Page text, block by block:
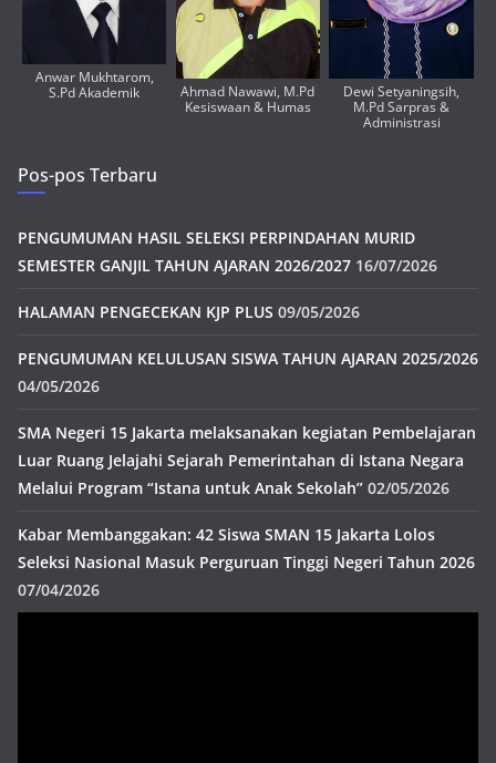
Anwar Mukhtarom,
S.Pd Akademik
Ahmad Nawawi, M.Pd
Kesiswaan & Humas
Dewi Setyaningsih,
M.Pd Sarpras &
Administrasi
Pos-pos Terbaru
PENGUMUMAN HASIL SELEKSI PERPINDAHAN MURID
SEMESTER GANJIL TAHUN AJARAN 2026/2027 16/07/2026
HALAMAN PENGECEKAN KJP PLUS 09/05/2026
PENGUMUMAN KELULUSAN SISWA TAHUN AJARAN 2025/2026
04/05/2026
SMA Negeri 15 Jakarta melaksanakan kegiatan Pembelajaran
Luar Ruang Jelajahi Sejarah Pemerintahan di Istana Negara
Melalui Program “Istana untuk Anak Sekolah” 02/05/2026
Kabar Membanggakan: 42 Siswa SMAN 15 Jakarta Lolos
Seleksi Nasional Masuk Perguruan Tinggi Negeri Tahun 2026
07/04/2026